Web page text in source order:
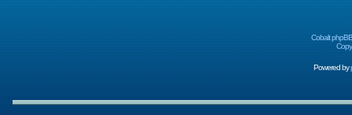
Cobalt
Powered by